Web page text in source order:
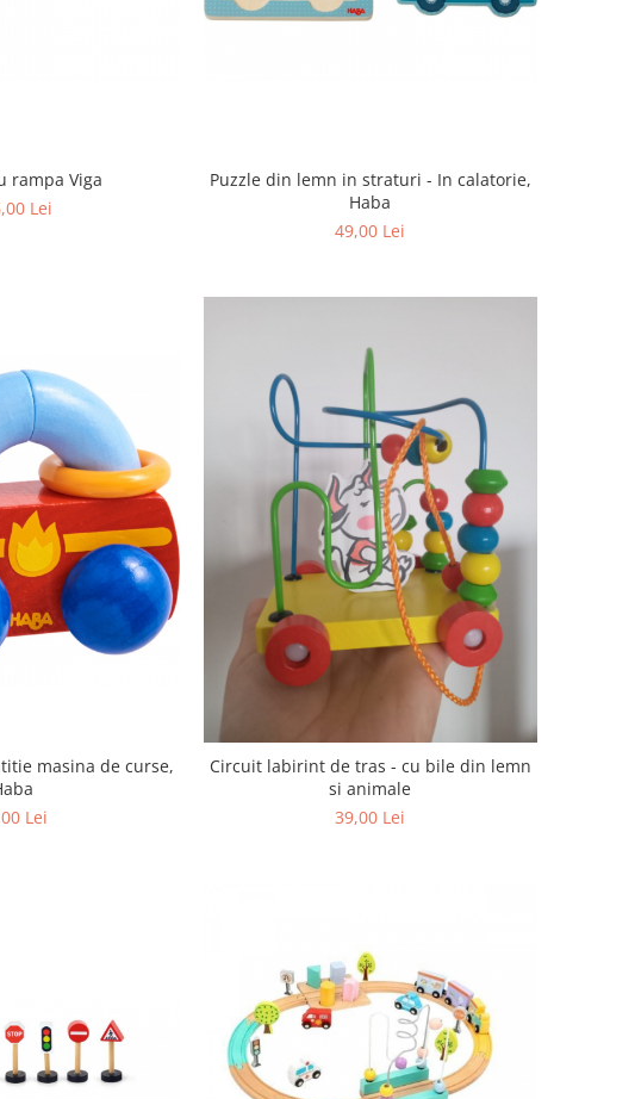
rampa Viga
Lei
Puzzle din lemn in straturi - In calatorie,
Haba
49,00 Lei
masina de curse,
Lei
Circuit labirint de tras - cu bile din lemn
si animale
39,00 Lei